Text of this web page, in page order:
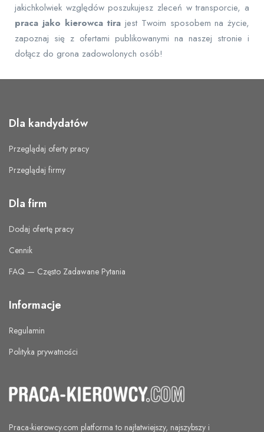
jakichkolwiek względów poszukujesz zleceń w transporcie, a
praca jako kierowca tira jest Twoim sposobem na życie,
zapoznaj się z ofertami publikowanymi na naszej stronie i
dołącz do grona zadowolonych osób!
Dla kandydatów
Przeglądaj oferty pracy
Przeglądaj firmy
Dla firm
Dodaj ofertę pracy
Cennik
FAQ — Często Zadawane Pytania
Informacje
Regulamin
Polityka prywatności
Praca-kierowcy.com platforma to najłatwiejszy, najszybszy i